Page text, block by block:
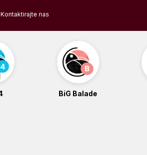
Kontaktirajte nas
BiG Balade